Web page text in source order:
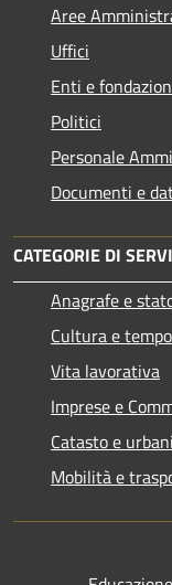
Aree
Uffici
Enti e
Politici
Personale
Documenti e
CATEGORIE DI
Anagrafe e
Cultura e
Vita lavorativa
Imprese e
Catasto e
Mobilità e